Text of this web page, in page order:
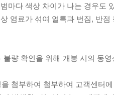
마다 색상 차이가 나는 경우도
염료가 섞여 얼룩과 번짐, 반점
량 확인을 위해 개봉 시의 동
첨부하여 첨부하여 고객센터